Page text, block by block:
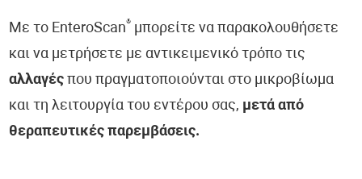
Με το EnteroScan® μπορείτε να παρακολουθήσετε
και να μετρήσετε με αντικειμενικό τρόπο τις
αλλαγές που πραγματοποιούνται στο μικροβίωμα
και τη λειτουργία του εντέρου σας, μετά από
θεραπευτικές παρεμβάσεις.